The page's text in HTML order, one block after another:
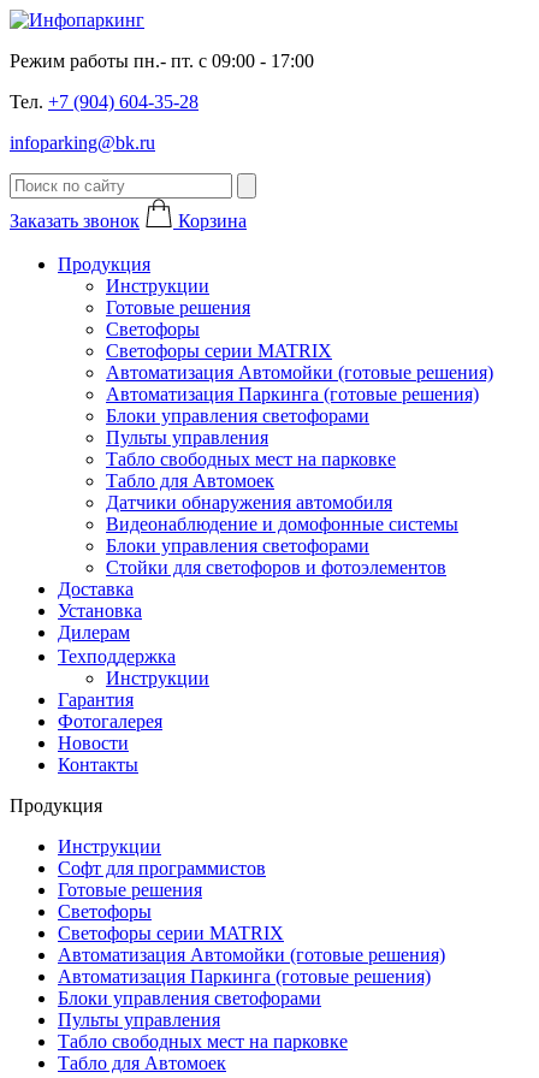
Режим работы пн.- пт. с 09:00 - 17:00
Тел. +7 (904) 604-35-28
infoparking@bk.ru
Заказать звонок Корзина
Продукция
Инструкции
Готовые решения
Светофоры
Светофоры серии MATRIX
Автоматизация Автомойки (готовые решения)
Автоматизация Паркинга (готовые решения)
Блоки управления светофорами
Пульты управления
Табло свободных мест на парковке
Табло для Автомоек
Датчики обнаружения автомобиля
Видеонаблюдение и домофонные системы
Блоки управления светофорами
Стойки для светофоров и фотоэлементов
Доставка
Установка
Дилерам
Техподдержка
Инструкции
Гарантия
Фотогалерея
Новости
Контакты
Продукция
Инструкции
Софт для программистов
Готовые решения
Светофоры
Светофоры серии MATRIX
Автоматизация Автомойки (готовые решения)
Автоматизация Паркинга (готовые решения)
Блоки управления светофорами
Пульты управления
Табло свободных мест на парковке
Табло для Автомоек